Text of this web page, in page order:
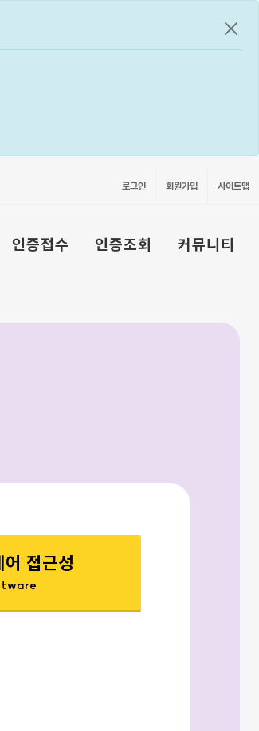
공지
로그인 회원가입 사이트맵
인증접수 인증조회 커뮤니티
어 접근성